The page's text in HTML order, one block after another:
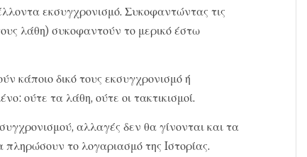
εκσυγχρονισμό. Συκοφαντώντας τις
λάθη) συκοφαντούν το μερικό έστω
κάποιο δικό τους εκσυγχρονισμό ή
ούτε τα λάθη, ούτε οι τακτικισμοί.
αλλαγές δεν θα γίνονται και τα
πληρώσουν το λογαριασμό της Iστορίας.